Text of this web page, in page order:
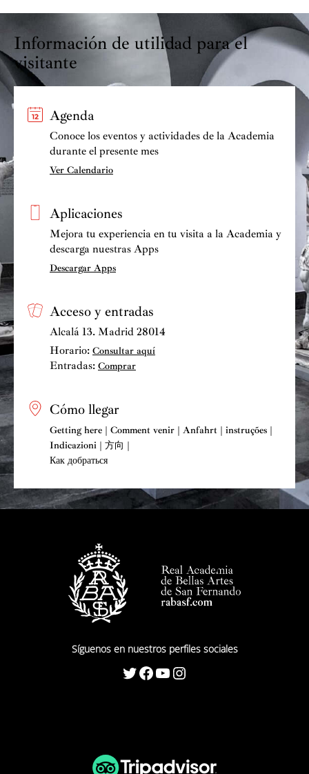
Información de utilidad para el
visitante
Agenda
Conoce los eventos y actividades de la Academia
durante el presente mes
Ver Calendario
Aplicaciones
Mejora tu experiencia en tu visita a la Academia y
descarga nuestras Apps
Descargar Apps
Acceso y entradas
Alcalá 13. Madrid 28014
Horario: Consultar aquí
Entradas: Comprar
Cómo llegar
Getting here | Comment venir | Anfahrt | instruções |
Indicazioni | 方向 |
Как добраться
Síguenos en nuestros perfiles sociales
Twitter Facebook YouTube Instagram